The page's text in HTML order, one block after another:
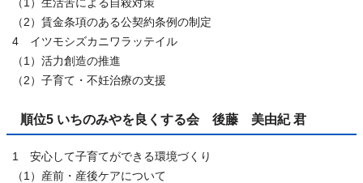
（1）生活苦による自殺対策
（2）賃金条項のある公契約条例の制定
4 イツモシズカニワラッテイル
（1）活力創造の推進
（2）子育て・不妊治療の支援
順位5 いちのみやを良くする会 後藤 美由紀 君
1 安心して子育てができる環境づくり
（1）産前・産後ケアについて